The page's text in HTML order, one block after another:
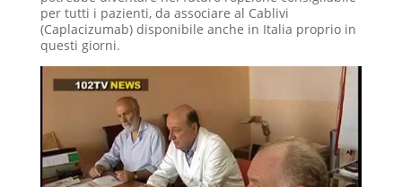
per tutti i pazienti, da associare al Cablivi
(Caplacizumab) disponibile anche in Italia proprio in
questi giorni.